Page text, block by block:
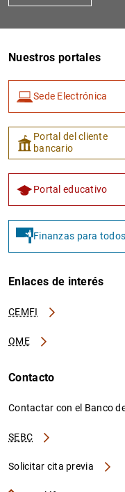
Nuestros portales
Sede Electrónica
Portal del cliente
bancario
Portal educativo
Finanzas para todos
Enlaces de interés
CEMFI
OME
Contacto
Contactar con el Banco
SEBC
Solicitar cita previa